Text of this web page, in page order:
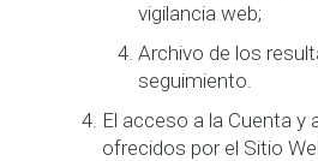
vigilancia web;
Archivo de los
seguimiento.
El acceso a la Cuenta y
ofrecidos por el Sitio